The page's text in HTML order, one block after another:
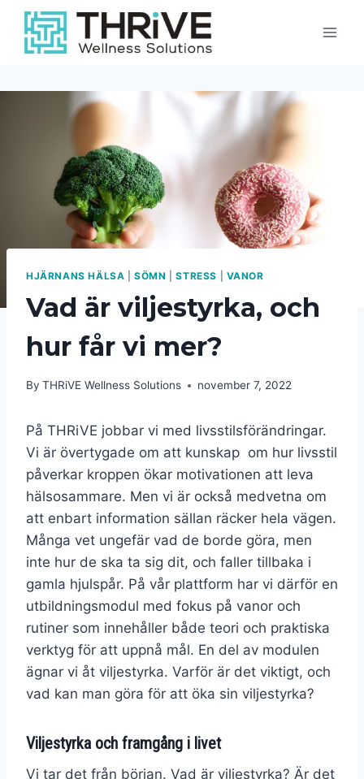
Skip
content
HJÄRNANS HÄLSA |SÖMN |STRESS VANOR
Vad är viljestyrka, och
hur får vi mer?
By THRiVE Wellness Solutions november 7, 2022
På THRiVE jobbar vi med livsstilsförändringar.
Vi är övertygade om att kunskap om hur livsstil
påverkar kroppen ökar motivationen att leva
hälsosammare. Men vi är också medvetna om
att enbart information sällan räcker hela vägen.
Många vet ungefär vad de borde göra, men
inte hur de ska ta sig dit, och faller tillbaka i
gamla hjulspår. På vår plattform har vi därför en
utbildningsmodul med fokus på vanor och
rutiner som innehåller både teori och praktiska
verktyg för att uppnå mål. En del av modulen
ägnar vi åt viljestyrka. Varför är det viktigt, och
vad kan man göra för att öka sin viljestyrka?
Viljestyrka och framgång i livet
Vi tar det från början. Vad är viljestyrka? Är det